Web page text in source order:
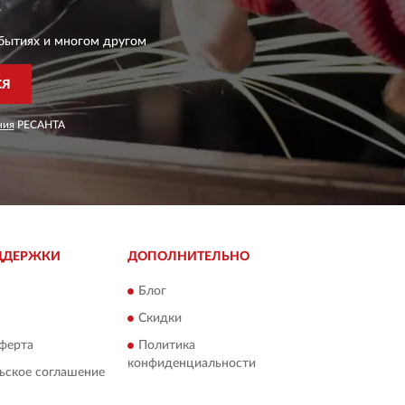
и многом другом
РЕСАНТА
соглашение
ДОПОЛНИТЕЛЬНО
Блог
Скидки
Политика
конфиденциальности